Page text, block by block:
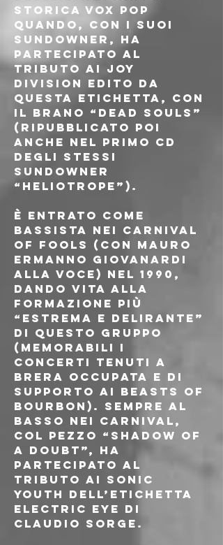
storica Vox Pop
quando, con i suoi
Sundowner, ha
partecipato al
tributo ai Joy
Division edito da
questa etichetta, con
il brano “Dead Souls”
(ripubblicato poi
anche nel primo CD
degli stessi
Sundowner
“Heliotrope”).
È entrato come
bassista nei Carnival
of Fools (con Mauro
Ermanno Giovanardi
alla voce) nel 1990,
dando vita alla
formazione più
“estrema e delirante”
di questo gruppo
(memorabili i
concerti tenuti a
Brera occupata e di
supporto ai Beasts of
Bourbon). Sempre al
basso nei Carnival,
col pezzo “Shadow of
a doubt”, ha
partecipato al
tributo ai Sonic
Youth dell’etichetta
Electric Eye di
Claudio Sorge.